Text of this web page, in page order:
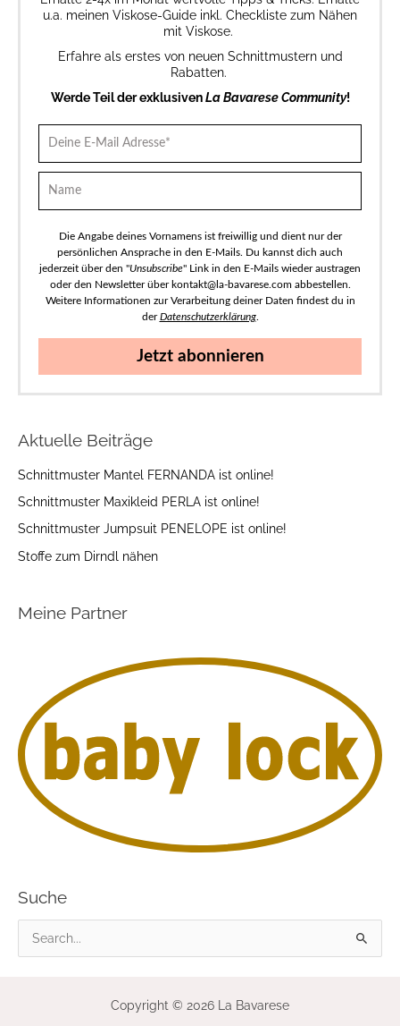
u.a. meinen Viskose-Guide inkl. Checkliste zum Nähen
mit Viskose.
Erfahre als erstes von neuen Schnittmustern und
Rabatten.
Werde Teil der exklusivenLa Bavarese Community!
Die Angabe deines Vornamens ist freiwillig und dient nur der
persönlichen Ansprache in den E-Mails. Du kannst dich auch
jederzeit über den "Unsubscribe" Link in den E-Mails wieder austragen
oder den Newsletter über kontakt@la-bavarese.com abbestellen.
Weitere Informationen zur Verarbeitung deiner Daten findest du in
derDatenschutzerklärung.
Jetzt abonnieren
Aktuelle Beiträge
Schnittmuster Mantel FERNANDA ist online!
Schnittmuster Maxikleid PERLA ist online!
Schnittmuster Jumpsuit PENELOPE ist online!
Stoffe zum Dirndl nähen
Meine Partner
Suche
Copyright © 2026 La Bavarese